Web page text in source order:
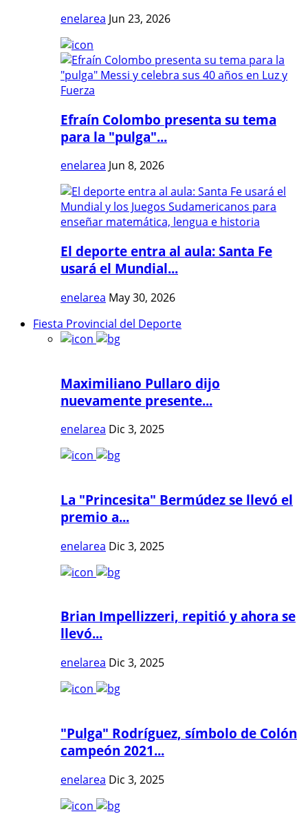
enelarea Jun 23, 2026
Efraín Colombo presenta su tema
para la "pulga"...
enelarea Jun 8, 2026
El deporte entra al aula: Santa Fe
usará el Mundial...
enelarea May 30, 2026
Fiesta Provincial del Deporte
Maximiliano Pullaro dijo
nuevamente presente...
enelarea Dic 3, 2025
La "Princesita" Bermúdez se llevó el
premio a...
enelarea Dic 3, 2025
Brian Impellizzeri, repitió y ahora se
llevó...
enelarea Dic 3, 2025
"Pulga" Rodríguez, símbolo de Colón
campeón 2021...
enelarea Dic 3, 2025